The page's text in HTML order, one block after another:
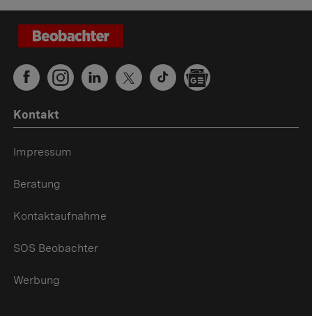
Kontakt
Impressum
Beratung
Kontaktaufnahme
SOS Beobachter
Werbung